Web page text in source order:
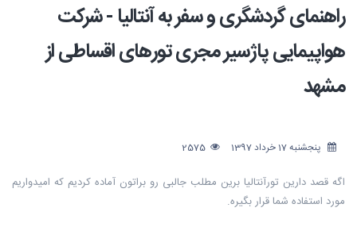
راهنمای گردشگری و سفر به آنتالیا - شرکت
هواپیمایی پاژسیر مجری تورهای اقساطی از
مشهد
پنجشنبه 17 خرداد 1397
اگه قصد دارین تورآنتالیا برین مطلب جالبی رو براتون آماده کردیم که امیدواریم
مورد استفاده شما قرار بگیره.